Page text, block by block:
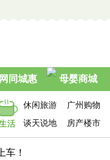
同城惠 母婴商城
活
休闲旅游 广州购物
谈天说地
房产楼市
车！